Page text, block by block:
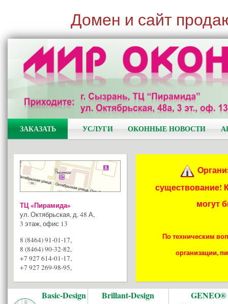
Домен и сайт
ЗАКАЗАТЬ УСЛУГИ ОКОННЫЕ НОВОСТИ
ТЦ «Пирамида»
ул. Октябрьская, д. 48 А,
3 этаж, офис 13
8 (8464) 91-01-17,
8 (8464) 90-32-82,
+7 927 614-01-17,
+7 927 269-98-95,
существование!
могут
По техническим
организации,
Basic-Design Brillant-Design GENEO®